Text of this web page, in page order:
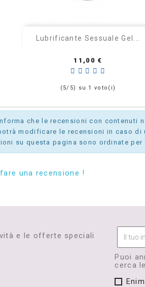
Lubrificante Sessuale Gel...
Prezzo
11,00 €
(5/5) su 1 voto(i)
Anteprima
che le recensioni con
modificare le recensioni in caso
su questa pagina sono ordinate
una recensione !
e le offerte speciali
Puoi
cerca